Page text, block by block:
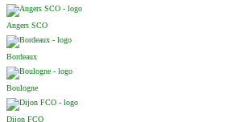
Angers SCO
Bordeaux
Boulogne
Dijon FCO